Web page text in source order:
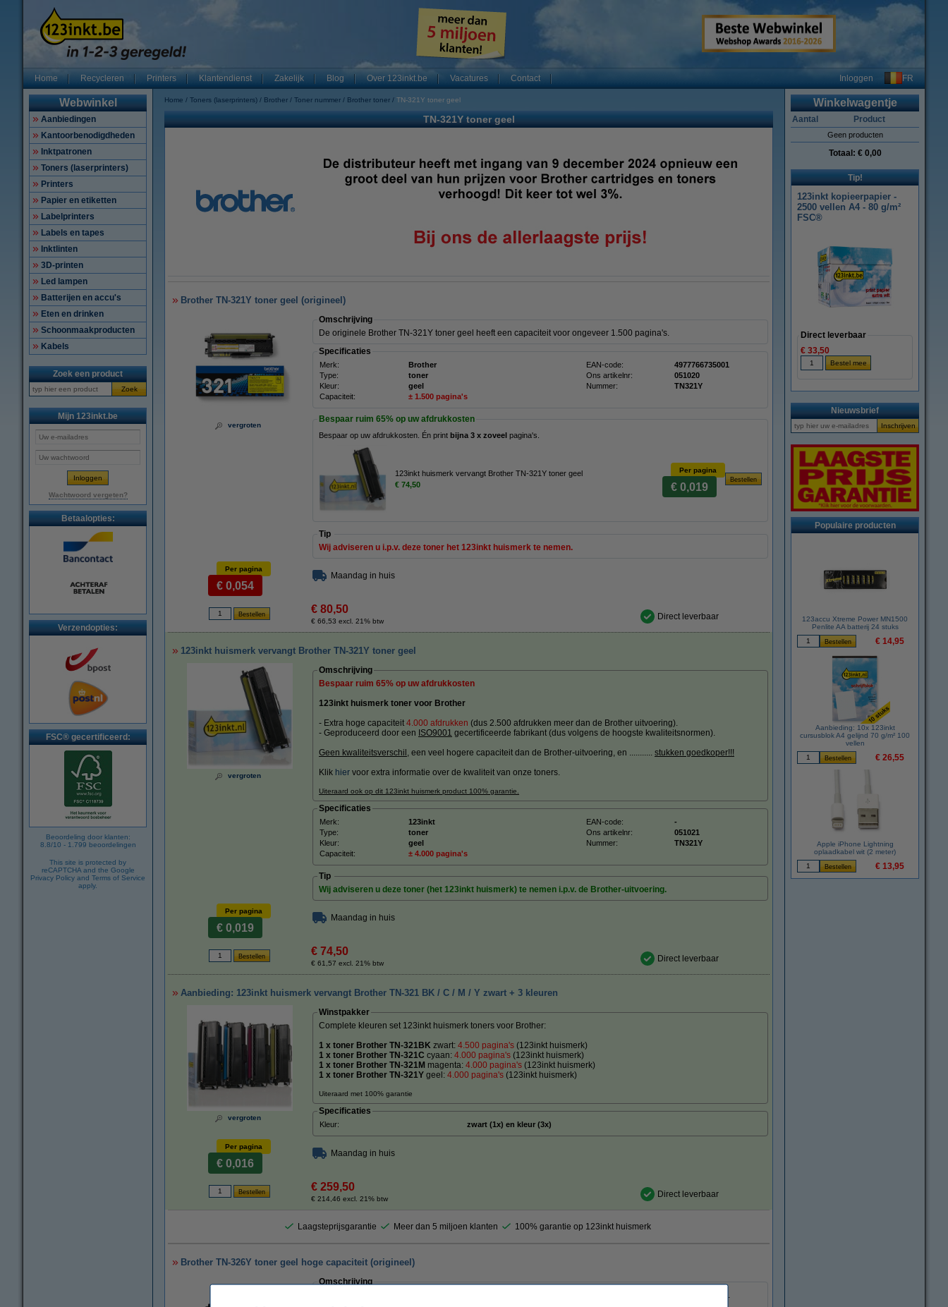
Home Recycleren Printers Klantendienst Zakelijk Blog Over 123inkt.be Vacatures Contact Inloggen FR
Webwinkel
Aanbiedingen
Kantoorbenodigdheden
Inktpatronen
Toners (laserprinters)
Printers
Papier en etiketten
Labelprinters
Labels en tapes
Inktlinten
3D-printen
Led lampen
Batterijen en accu's
Eten en drinken
Schoonmaakproducten
Kabels
Zoek een product
Zoek
Mijn 123inkt.be
Wachtwoord vergeten?
Betaalopties:
Verzendopties:
FSC® gecertificeerd:
Beoordeling door klanten:
8.8/10 - 1.799 beoordelingen
This site is protected by
reCAPTCHA and the Google
Privacy Policy and Terms of Service
apply.
Home Toners (laserprinters) Brother Toner nummer Brother toner TN-321Y toner geel
TN-321Y toner geel
Brother TN-321Y toner geel (origineel)
vergroten
Omschrijving
De originele Brother TN-321Y toner geel heeft een capaciteit voor ongeveer 1.500 pagina's.
Specificaties
Merk: Brother EAN-code:
4977766735001
Type:
toner Ons artikelnr:
051020
Kleur:
geel Nummer:
TN321Y
Capaciteit:
± 1.500 pagina's
Bespaar ruim 65% op uw afdrukkosten
Bespaar op uw afdrukkosten. Én print bijna 3 x zoveel pagina's.
123inkt huismerk vervangt Brother TN-321Y toner geel
€ 74,50
Per pagina
€ 0,019
Tip
Wij adviseren u i.p.v. deze toner het 123inkt huismerk te nemen.
Per pagina
€ 0,054
Maandag in huis
€ 80,50
€ 66,53 excl. 21% btw Direct leverbaar
123inkt huismerk vervangt Brother TN-321Y toner geel
vergroten
Omschrijving
Bespaar ruim 65% op uw afdrukkosten
123inkt huismerk toner voor Brother
- Extra hoge capaciteit 4.000 afdrukken (dus 2.500 afdrukken meer dan de Brother uitvoering).
- Geproduceerd door een ISO9001 gecertificeerde fabrikant (dus volgens de hoogste kwaliteitsnormen).
Geen kwaliteitsverschil , een veel hogere capaciteit dan de Brother-uitvoering, en ........... stukken goedkoper!!!
Klik hier voor extra informatie over de kwaliteit van onze toners.
Uiteraard ook op dit 123inkt huismerk product 100% garantie.
Specificaties
Merk: 123inkt EAN-code:
-
Type:
toner Ons artikelnr:
051021
Kleur:
geel Nummer:
TN321Y
Capaciteit:
± 4.000 pagina's
Tip
Wij adviseren u deze toner (het 123inkt huismerk) te nemen i.p.v. de Brother-uitvoering.
Per pagina
€ 0,019
Maandag in huis
€ 74,50
€ 61,57 excl. 21% btw Direct leverbaar
Aanbieding: 123inkt huismerk vervangt Brother TN-321 BK / C / M / Y zwart + 3 kleuren
vergroten
Winstpakker
Complete kleuren set 123inkt huismerk toners voor Brother:
1 x toner Brother TN-321BK zwart: 4.500 pagina's (123inkt huismerk)
1 x toner Brother TN-321C cyaan: 4.000 pagina's (123inkt huismerk)
1 x toner Brother TN-321M magenta: 4.000 pagina's (123inkt huismerk)
1 x toner Brother TN-321Y geel: 4.000 pagina's (123inkt huismerk)
Uiteraard met 100% garantie
Specificaties
Kleur: zwart (1x) en kleur (3x)
Per pagina
€ 0,016
Maandag in huis
€ 259,50
€ 214,46 excl. 21% btw Direct leverbaar
Laagsteprijsgarantie Meer dan 5 miljoen klanten 100% garantie op 123inkt huismerk
Brother TN-326Y toner geel hoge capaciteit (origineel)
Omschrijving
De originele Brother TN-326Y toner geel hoge capaciteit heeft een capaciteit voor ongeveer 3.500 pagina's.
Winkelwagentje
Aantal Product
Geen producten
Totaal: € 0,00
Tip!
123inkt kopieerpapier -
2500 vellen A4 - 80 g/m²
FSC®
Direct leverbaar
€ 33,50
Nieuwsbrief
Populaire producten
123accu Xtreme Power MN1500
Penlite AA batterij 24 stuks
€ 14,95
Aanbieding: 10x 123inkt
cursusblok A4 gelijnd 70 g/m² 100
vellen
€ 26,55
Apple iPhone Lightning
oplaadkabel wit (2 meter)
€ 13,95